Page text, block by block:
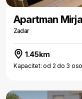
Apartman
Zadar
1.45km
Kapacitet: od 2 do 3